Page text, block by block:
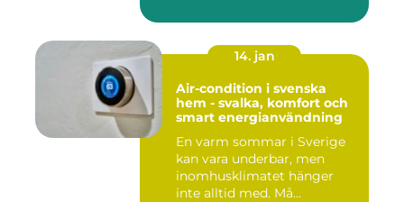
14. jan
Air-condition i svenska
hem - svalka, komfort och
smart energianvändning
En varm sommar i Sverige
kan vara underbar, men
inomhusklimatet hänger
inte alltid med. Må...